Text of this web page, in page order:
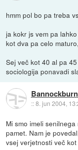
hmm pol bo pa treba
ja kokr js vem pa
kot dva pa celo
Sej več kot 40 al pa
sociologija ponavadi
::8. jun 2004,
Mi smo imeli
pamet. Nam je
vsej verjetnosti več